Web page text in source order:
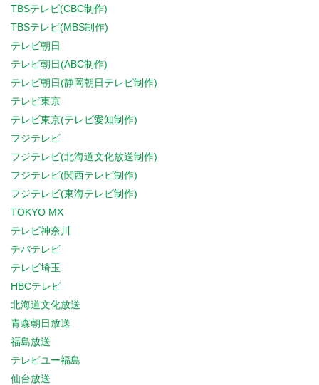
TBSテレビ(CBC制作)
TBSテレビ(MBS制作)
テレビ朝日
テレビ朝日(ABC制作)
テレビ朝日(静岡朝日テレビ制作)
テレビ東京
テレビ東京(テレビ愛知制作)
フジテレビ
フジテレビ(北海道文化放送制作)
フジテレビ(関西テレビ制作)
フジテレビ(東海テレビ制作)
TOKYO MX
テレビ神奈川
チバテレビ
テレビ埼玉
HBCテレビ
北海道文化放送
青森朝日放送
福島放送
テレビユー福島
仙台放送